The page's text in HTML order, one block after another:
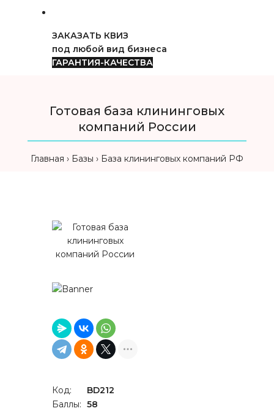
ЗАКАЗАТЬ КВИЗ
под любой вид бизнеса
ГАРАНТИЯ-КАЧЕСТВА
Готовая база клининговых
компаний России
Главная Базы База клининговых компаний РФ
Код:
BD212
Баллы: 58